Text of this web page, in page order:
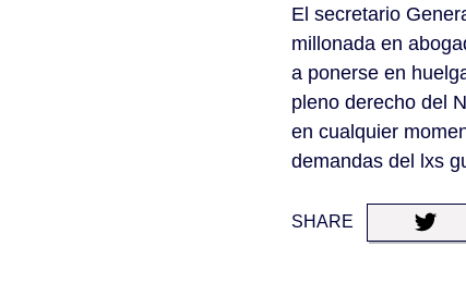
El secretario
millonada en
a ponerse en
pleno derecho del
en cualquier
demandas del lxs
SHARE